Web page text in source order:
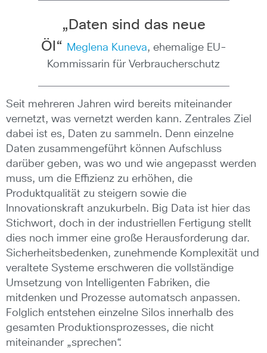
„Daten sind das neue
Öl“
Meglena Kuneva, ehemalige EU-
Kommissarin für Verbraucherschutz
Seit mehreren Jahren wird bereits miteinander
vernetzt, was vernetzt werden kann. Zentrales Ziel
dabei ist es, Daten zu sammeln. Denn einzelne
Daten zusammengeführt können Aufschluss
darüber geben, was wo und wie angepasst werden
muss, um die Effizienz zu erhöhen, die
Produktqualität zu steigern sowie die
Innovationskraft anzukurbeln. Big Data ist hier das
Stichwort, doch in der industriellen Fertigung stellt
dies noch immer eine große Herausforderung dar.
Sicherheitsbedenken, zunehmende Komplexität und
veraltete Systeme erschweren die vollständige
Umsetzung von Intelligenten Fabriken, die
mitdenken und Prozesse automatsch anpassen.
Folglich entstehen einzelne Silos innerhalb des
gesamten Produktionsprozesses, die nicht
miteinander „sprechen“.